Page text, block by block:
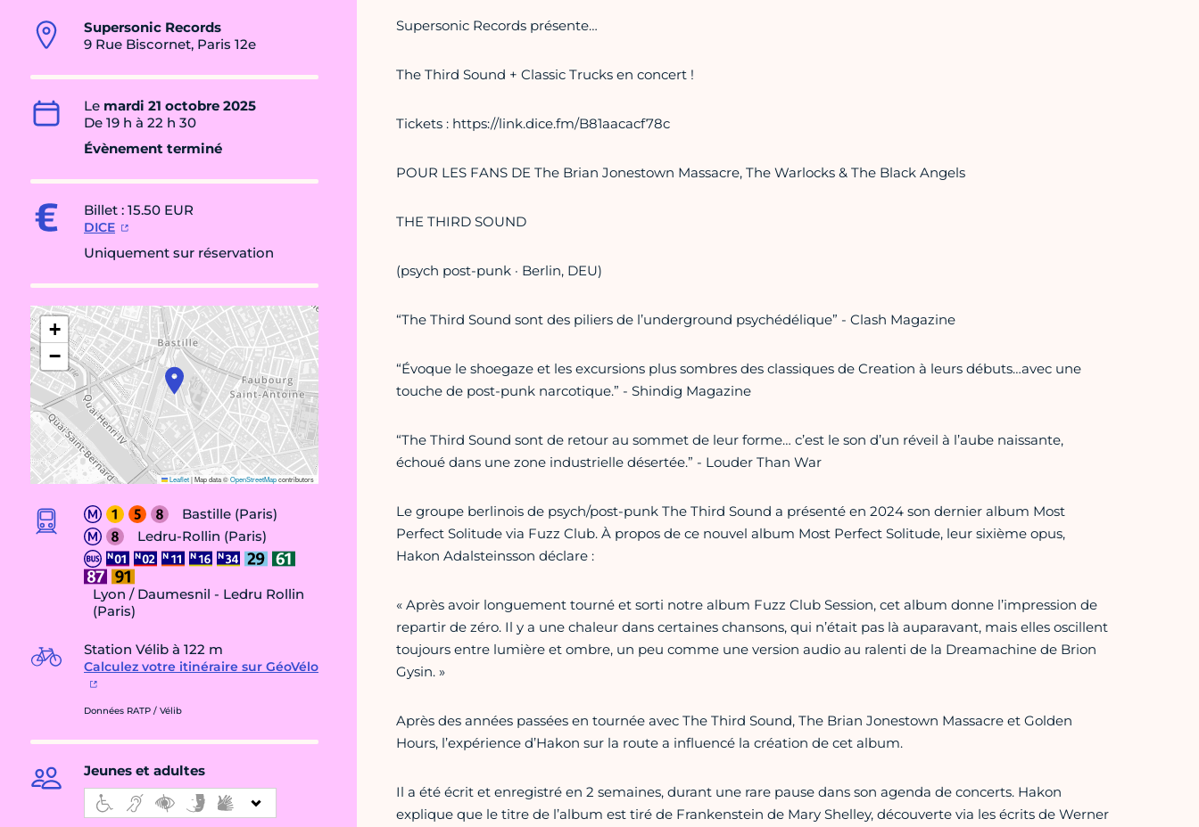
Supersonic Records
9 Rue Biscornet, Paris 12e
Le mardi 21 octobre 2025
De 19 h à 22 h 30
Évènement terminé
Billet : 15.50 EUR
DICE
Uniquement sur réservation
+
−
Leaflet|Map data ©OpenStreetMapcontributors
Bastille (Paris)
Ledru-Rollin (Paris)
Lyon / Daumesnil - Ledru Rollin
(Paris)
Station Vélib à 122 m
Calculez votre itinéraire sur GéoVélo
Données RATP / Vélib
Jeunes et adultes
Supersonic Records présente…
The Third Sound + Classic Trucks en concert !
Tickets : https://link.dice.fm/B81aacacf78c
POUR LES FANS DE The Brian Jonestown Massacre, The Warlocks & The Black Angels
THE THIRD SOUND
(psych post-punk · Berlin, DEU)
“The Third Sound sont des piliers de l’underground psychédélique” - Clash Magazine
“Évoque le shoegaze et les excursions plus sombres des classiques de Creation à leurs débuts…avec une
touche de post-punk narcotique.” - Shindig Magazine
“The Third Sound sont de retour au sommet de leur forme… c’est le son d’un réveil à l’aube naissante,
échoué dans une zone industrielle désertée.” - Louder Than War
Le groupe berlinois de psych/post-punk The Third Sound a présenté en 2024 son dernier album Most
Perfect Solitude via Fuzz Club. À propos de ce nouvel album Most Perfect Solitude, leur sixième opus,
Hakon Adalsteinsson déclare :
« Après avoir longuement tourné et sorti notre album Fuzz Club Session, cet album donne l’impression de
repartir de zéro. Il y a une chaleur dans certaines chansons, qui n’était pas là auparavant, mais elles oscillent
toujours entre lumière et ombre, un peu comme une version audio au ralenti de la Dreamachine de Brion
Gysin. »
Après des années passées en tournée avec The Third Sound, The Brian Jonestown Massacre et Golden
Hours, l’expérience d’Hakon sur la route a influencé la création de cet album.
Il a été écrit et enregistré en 2 semaines, durant une rare pause dans son agenda de concerts. Hakon
explique que le titre de l’album est tiré de Frankenstein de Mary Shelley, découverte via les écrits de Werner